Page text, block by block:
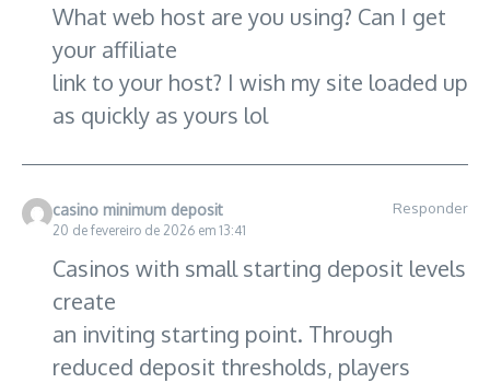
What web host are you using? Can I get
your affiliate
link to your host? I wish my site loaded up
as quickly as yours lol
casino minimum deposit
20 de fevereiro de 2026 em 13:41
Responder
Casinos with small starting deposit levels
create
an inviting starting point. Through
reduced deposit thresholds, players